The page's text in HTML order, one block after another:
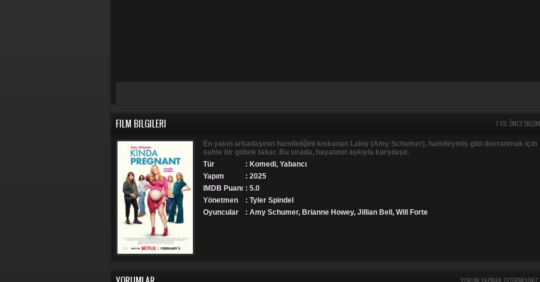
FILM BILGILERI 1 YIL ÖNCE
En yakın arkadaşının hamileliğini kıskanan Lainy (Amy Schumer), hamileymiş gibi davranmak için
sahte bir göbek takar. Bu sırada, hayatının aşkıyla karşılaşır.
Tür
: Komedi, Yabancı
Yapım
: 2025
IMDB Puanı : 5.0
Yönetmen
: Tyler Spindel
Oyuncular
: Amy Schumer, Brianne Howey, Jillian Bell, Will Forte